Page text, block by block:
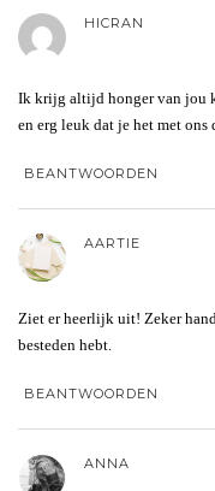
HICRAN
Ik krijg altijd honger van jou
en erg leuk dat je het met ons
BEANTWOORDEN
AARTIE
Ziet er heerlijk uit! Zeker
besteden hebt.
BEANTWOORDEN
ANNA